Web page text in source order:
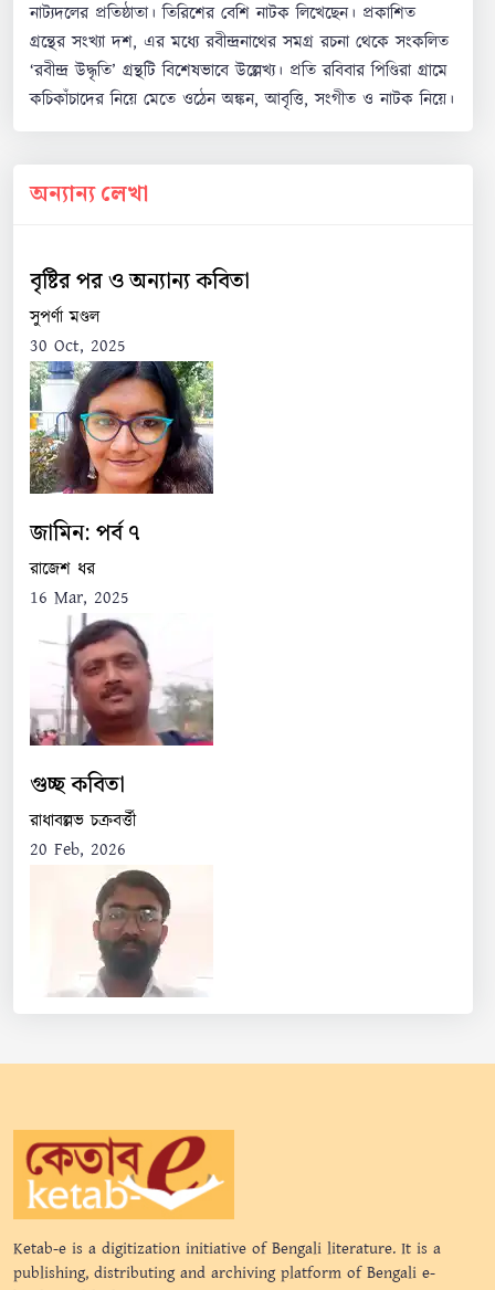
নাট্যদলের প্রতিষ্ঠাতা। তিরিশের বেশি নাটক লিখেছেন। প্রকাশিত
গ্রন্থের সংখ্যা দশ, এর মধ্যে রবীন্দ্রনাথের সমগ্র রচনা থেকে সংকলিত
‘রবীন্দ্র উদ্ধৃতি’ গ্রন্থটি বিশেষভাবে উল্লেখ্য। প্রতি রবিবার পিণ্ডিরা গ্রামে
কচিকাঁচাদের নিয়ে মেতে ওঠেন অঙ্কন, আবৃত্তি, সংগীত ও নাটক নিয়ে।
অন্যান্য লেখা
বৃষ্টির পর ও অন্যান্য কবিতা
সুপর্ণা মণ্ডল
30 Oct, 2025
জামিন: পর্ব ৭
রাজেশ ধর
16 Mar, 2025
গুচ্ছ কবিতা
রাধাবল্লভ চক্রবর্ত্তী
20 Feb, 2026
Ketab-e is a digitization initiative of Bengali literature. It is a
publishing, distributing and archiving platform of Bengali e-